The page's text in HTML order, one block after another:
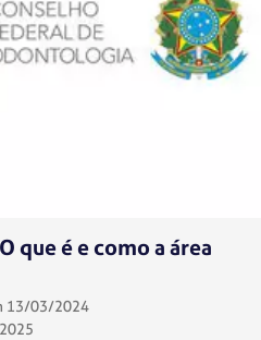
que é e como a área
13/03/2024